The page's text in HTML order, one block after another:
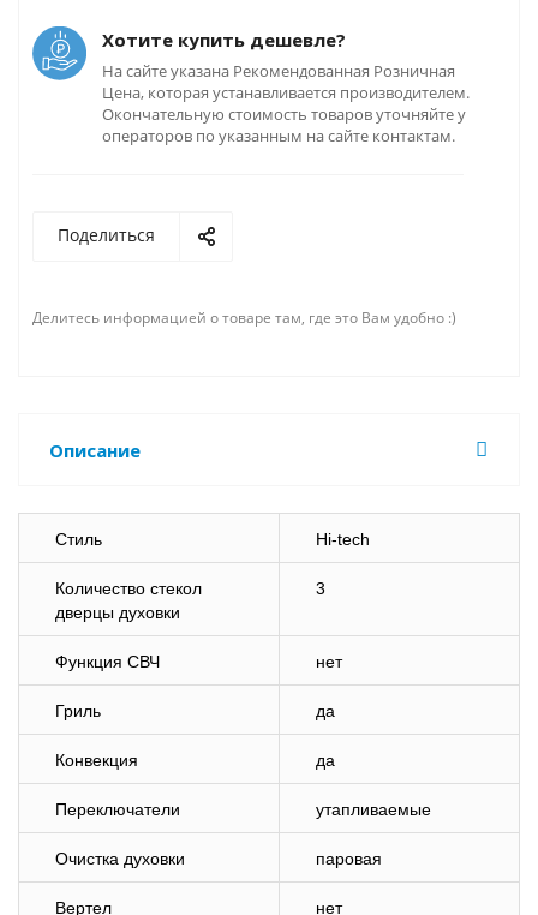
Хотите купить дешевле?
На сайте указана Рекомендованная Розничная
Цена, которая устанавливается производителем.
Окончательную стоимость товаров уточняйте у
операторов по указанным на сайте контактам.
Поделиться
Делитесь информацией о товаре там, где это Вам удобно :)
Описание
Стиль Hi-tech
Количество стекол
дверцы духовки
3
Функция СВЧ нет
Гриль да
Конвекция да
Переключатели утапливаемые
Очистка духовки паровая
Вертел нет